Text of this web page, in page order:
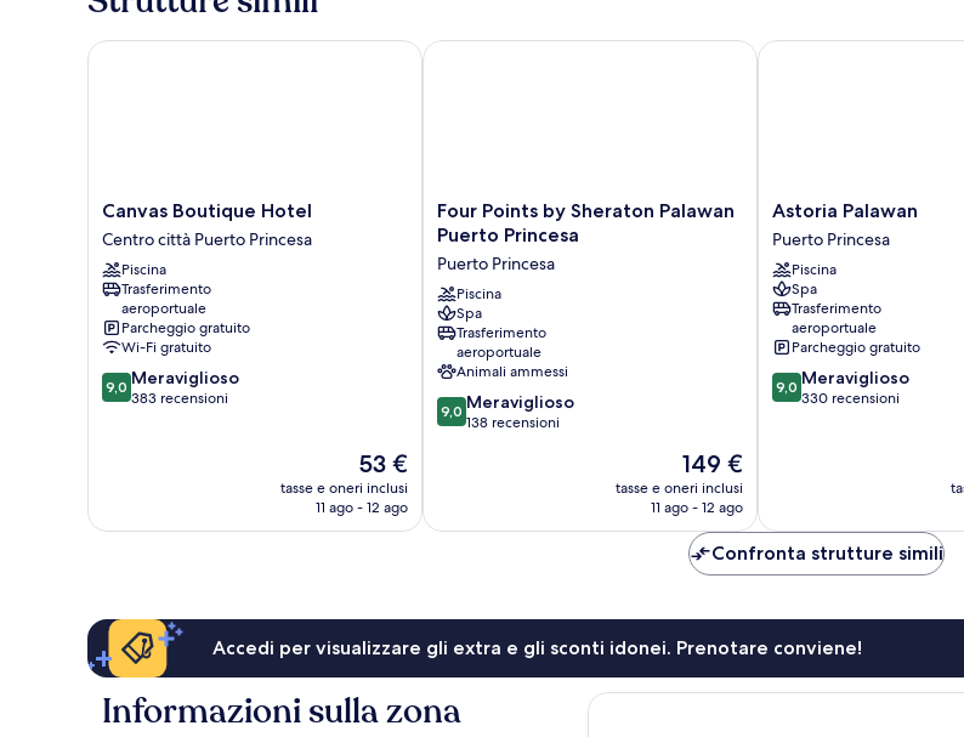
Canvas
Boutique
Hotel
Centro
città
Puerto
Princesa
Canvas Boutique Hotel
Centro città Puerto Princesa
Piscina
Trasferimento
aeroportuale
Parcheggio gratuito
Wi-Fi gratuito
9.0
su
9,0 Meraviglioso
383 recensioni
Il
prezzo
attuale
53 €
tasse e oneri inclusi
11 ago - 12 ago
Canvas Boutique Hotel
Four
Points
Sheraton
Palawan
Puerto
Princesa
Puerto
Princesa
Four Points by Sheraton Palawan
Puerto Princesa
Puerto Princesa
Piscina
Spa
Trasferimento
aeroportuale
Animali ammessi
9.0
su
9,0 Meraviglioso
138 recensioni
Il
prezzo
attuale
149 €
149 €
tasse e oneri inclusi
11 ago - 12 ago
Four Points by Sheraton Palawan Puerto Princesa
Astoria
Palawan
Puerto
Princesa
Astoria Palawan
Puerto Princesa
Piscina
Spa
Trasferimento
aeroportuale
Parcheggio gratuito
9.0
su
9,0 Meraviglioso
330 recensioni
Astoria Palawan
Confronta strutture simili
Accedi per visualizzare gli extra e gli sconti idonei. Prenotare conviene!
Informazioni sulla zona